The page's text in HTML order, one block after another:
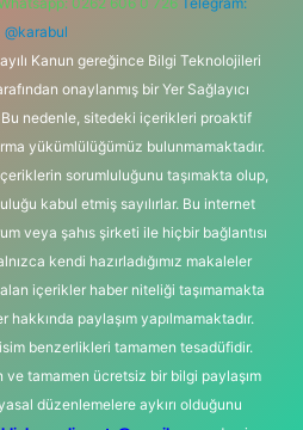
@karabul
Kanun gereğince Bilgi Teknolojileri
onaylanmış bir Yer Sağlayıcı
nedenle, sitedeki içerikleri proaktif
yükümlülüğümüz bulunmamaktadır.
sorumluluğunu taşımakta olup,
kabul etmiş sayılırlar. Bu internet
veya şahıs şirketi ile hiçbir bağlantısı
kendi hazırladığımız makaleler
içerikler haber niteliği taşımamakta
paylaşım yapılmamaktadır.
benzerlikleri tamamen tesadüfidir.
ve tamamen ücretsiz bir bilgi paylaşım
düzenlemelere aykırı olduğunu